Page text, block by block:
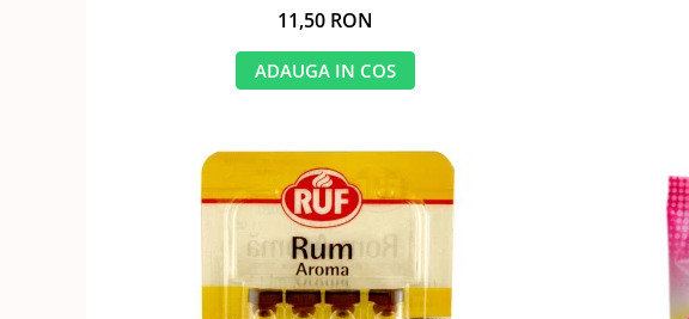
11,50 RON
ADAUGA IN COS